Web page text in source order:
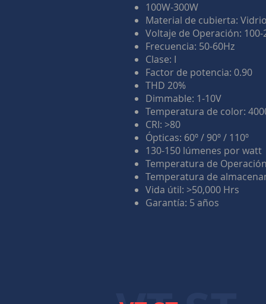
100W-300W
Material de cubierta:
Voltaje de Operación: 100-
Frecuencia: 50-60Hz
Clase: I
Factor de potencia: 0.90
THD 20%
Dimmable: 1-10V
Temperatura de color:
CRI: >80
Ópticas: 60º / 90º / 110º
130-150 lúmenes por watt
Temperatura de
Temperatura de
Vida útil: >50,000 Hrs
Garantía: 5 años